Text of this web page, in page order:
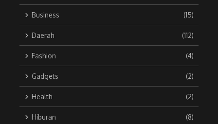
Business (15)
Daerah (112)
Fashion (4)
Gadgets (2)
Health (2)
Hiburan (8)